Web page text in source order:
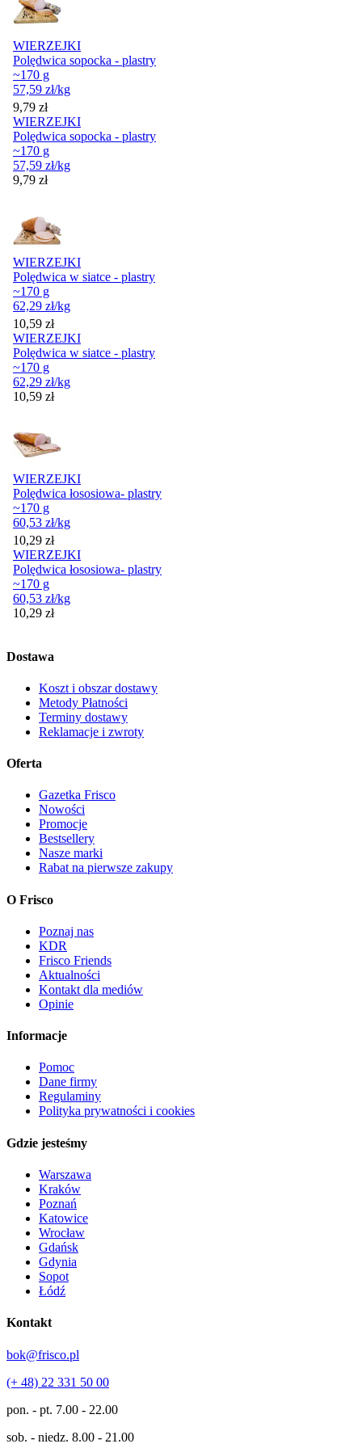
WIERZEJKI
Polędwica sopocka - plastry
~170 g
57,59 zł/kg
Cena
9,79 zł
WIERZEJKI
Polędwica sopocka - plastry
~170 g
57,59 zł/kg
Cena
9,79 zł
WIERZEJKI
Polędwica w siatce - plastry
~170 g
62,29 zł/kg
Cena
10,59 zł
WIERZEJKI
Polędwica w siatce - plastry
~170 g
62,29 zł/kg
Cena
10,59 zł
WIERZEJKI
Polędwica łososiowa- plastry
~170 g
60,53 zł/kg
Cena
10,29 zł
WIERZEJKI
Polędwica łososiowa- plastry
~170 g
60,53 zł/kg
Cena
10,29 zł
Dostawa
Koszt i obszar dostawy
Metody Płatności
Terminy dostawy
Reklamacje i zwroty
Oferta
Gazetka Frisco
Nowości
Promocje
Bestsellery
Nasze marki
Rabat na pierwsze zakupy
O Frisco
Poznaj nas
KDR
Frisco Friends
Aktualności
Kontakt dla mediów
Opinie
Informacje
Pomoc
Dane firmy
Regulaminy
Polityka prywatności i cookies
Gdzie jesteśmy
Warszawa
Kraków
Poznań
Katowice
Wrocław
Gdańsk
Gdynia
Sopot
Łódź
Kontakt
bok@frisco.pl
(+ 48) 22 331 50 00
pon. - pt. 7.00 - 22.00
sob. - niedz. 8.00 - 21.00